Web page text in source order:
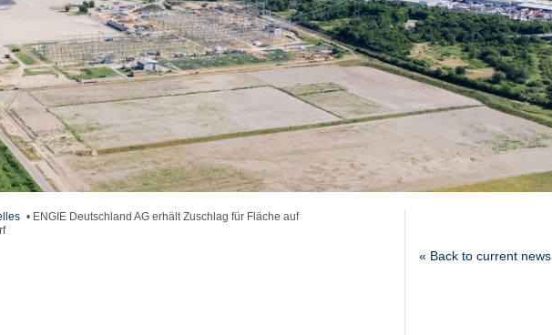
• ENGIE Deutschland AG erhält Zuschlag für Fläche auf
« Back to current news